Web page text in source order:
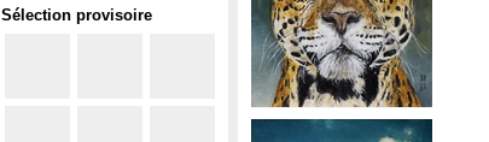
Sélection provisoire